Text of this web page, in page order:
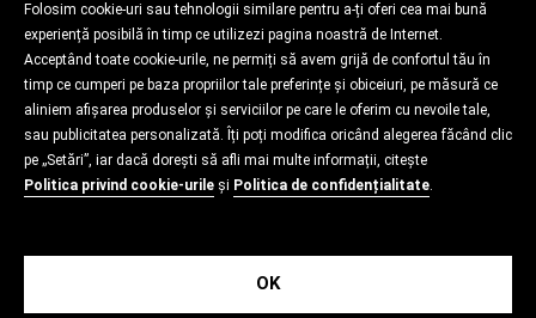
Folosim cookie-uri sau tehnologii similare pentru a-ți oferi cea mai bună
experiență posibilă în timp ce utilizezi pagina noastră de Internet.
Acceptând toate cookie-urile, ne permiți să avem grijă de confortul tău în
timp ce cumperi pe baza propriilor tale preferințe și obiceiuri, pe măsură ce
aliniem afișarea produselor și serviciilor pe care le oferim cu nevoile tale,
sau publicitatea personalizată. Îți poți modifica oricând alegerea făcând clic
pe „Setări”, iar dacă dorești să afli mai multe informații, citește
Politica privind cookie-urile și Politica de confidențialitate.
OK